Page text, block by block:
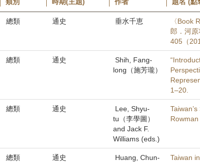
總類 通史 垂水千恵
〈Book
郎．河
405（
總類 通史
Shih, Fang-
long（施芳瓏）
1–20.
總類 通史
Lee, Shyu-
tu（李學圖）
and Jack F.
Williams (eds.)
總類 通史
Huang, Chun-
Taiwan